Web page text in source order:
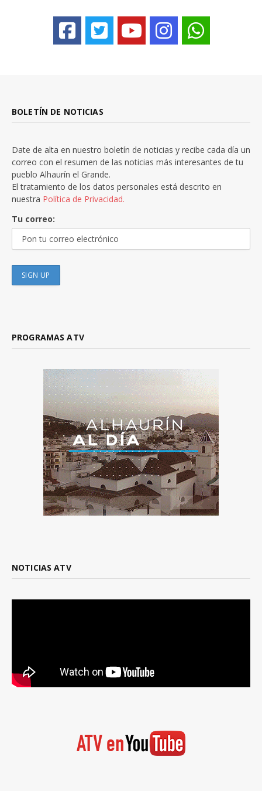
BOLETÍN DE NOTICIAS
Date de alta en nuestro boletín de noticias y recibe cada día un
correo con el resumen de las noticias más interesantes de tu
pueblo Alhaurín el Grande.
El tratamiento de los datos personales está descrito en
nuestra Política de Privacidad.
Tu correo:
PROGRAMAS ATV
NOTICIAS ATV